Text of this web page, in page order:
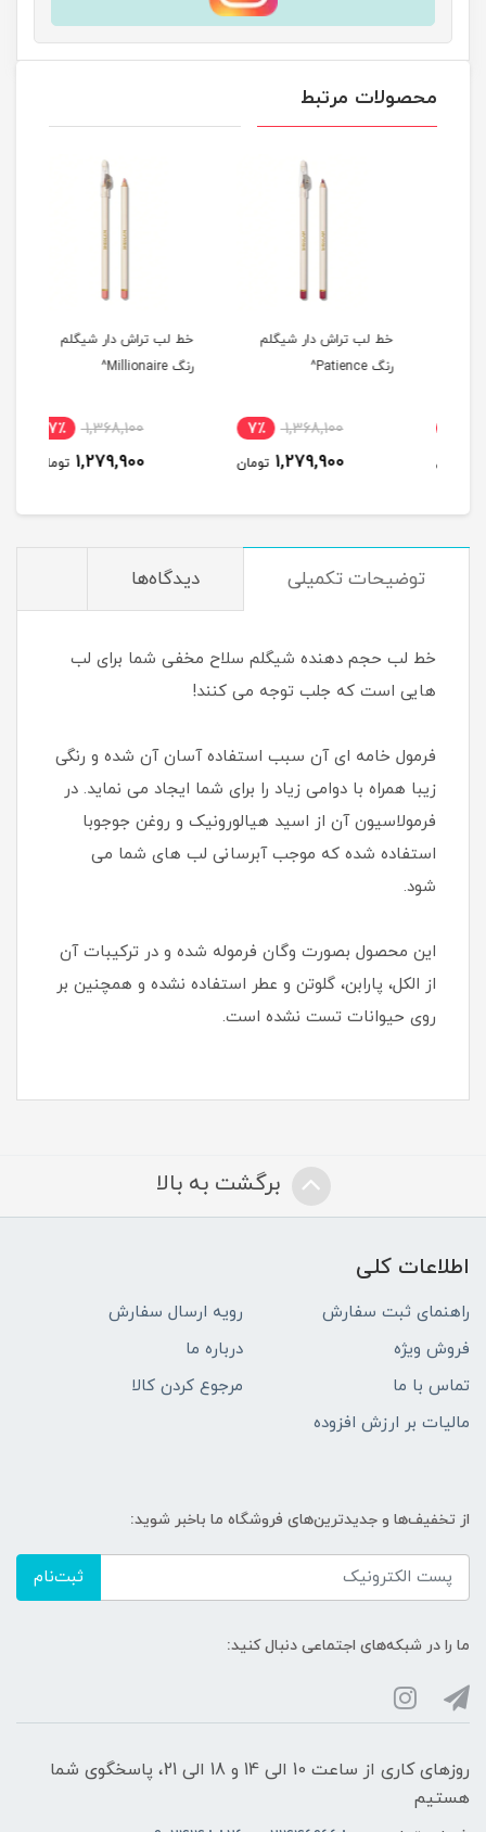
محصولات مرتبط
خط لب تراش دار شیگلم
1,368,100 7٪
1,279,900 تومان
خط لب تراش دار شیگلم
1,368,100 7٪
1,279,900 تومان
توضیحات تکمیلی دیدگاه‌ها
خط لب حجم دهنده شیگلم سلاح مخفی شما برای لب
هایی است که جلب توجه می کنند!
فرمول خامه ای آن سبب استفاده آسان آن شده و رنگی
زیبا همراه با دوامی زیاد را برای شما ایجاد می نماید. در
فرمولاسیون آن از اسید هیالورونیک و روغن جوجوبا
استفاده شده که موجب آبرسانی لب های شما می
شود.
این محصول بصورت وگان فرموله شده و در ترکیبات آن
از الکل، پارابن، گلوتن و عطر استفاده نشده و همچنین بر
روی حیوانات تست نشده است.
برگشت به بالا
اطلاعات کلی
راهنمای ثبت سفارش
رویه ارسال سفارش
فروش ویژه
درباره ما
تماس با ما
مرجوع کردن کالا
مالیات بر ارزش افزوده
از تخفیف‌ها و جدیدترین‌های فروشگاه ما باخبر شوید:
ثبت‌نام
ما را در شبکه‌های اجتماعی دنبال کنید:
روزهای کاری از ساعت 10 الی 14 و 18 الی 21، پاسخگوی شما
هستیم